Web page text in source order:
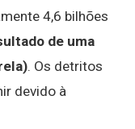
4,6 bilhões
de uma
. Os detritos
devido à